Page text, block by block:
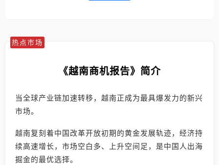
热点市场
《越南商机报告》简介
当全球产业链加速转移，越南正成为最具爆发力的新兴
市场。
越南复刻着中国改革开放初期的黄金发展轨迹，经济持
续高速增长，市场空白多、上升空间足，是中国人出海
掘金的最优选择。